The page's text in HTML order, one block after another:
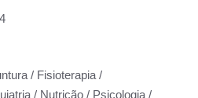
/ Fisioterapia /
/ Nutrição / Psicologia /